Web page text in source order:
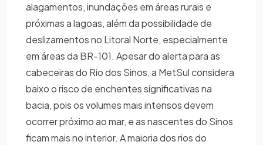
alagamentos, inundações em áreas rurais e
próximas a lagoas, além da possibilidade de
deslizamentos no Litoral Norte, especialmente
em áreas da BR-101. Apesar do alerta para as
cabeceiras do Rio dos Sinos, a MetSul considera
baixo o risco de enchentes significativas na
bacia, pois os volumes mais intensos devem
ocorrer próximo ao mar, e as nascentes do Sinos
ficam mais no interior. A maioria dos rios do